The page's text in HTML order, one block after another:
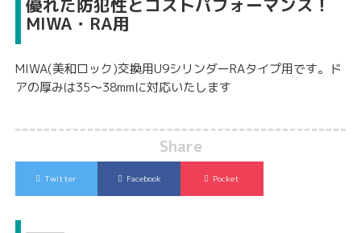
優れた防犯性とコストパフォーマンス！
MIWA・RA用
MIWA(美和ロック)交換用U9シリンダーRAタイプ用です。ド
アの厚みは35〜38mmに対応いたします
Share
Twitter Facebook Pocket